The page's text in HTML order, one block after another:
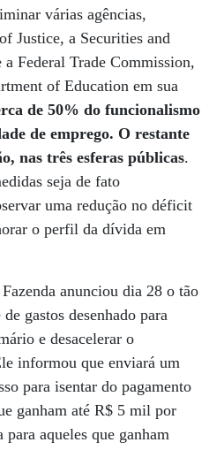
várias agências,
Justice, a Securities and
Federal Trade Commission,
of Education em sua
de 50% do funcionalismo
de emprego. O restante
nas três esferas públicas.
seja de fato
uma redução no déficit
o perfil da dívida em
anunciou dia 28 o tão
gastos desenhado para
e desacelerar o
informou que enviará um
para isentar do pagamento
ganham até R$ 5 mil por
aqueles que ganham